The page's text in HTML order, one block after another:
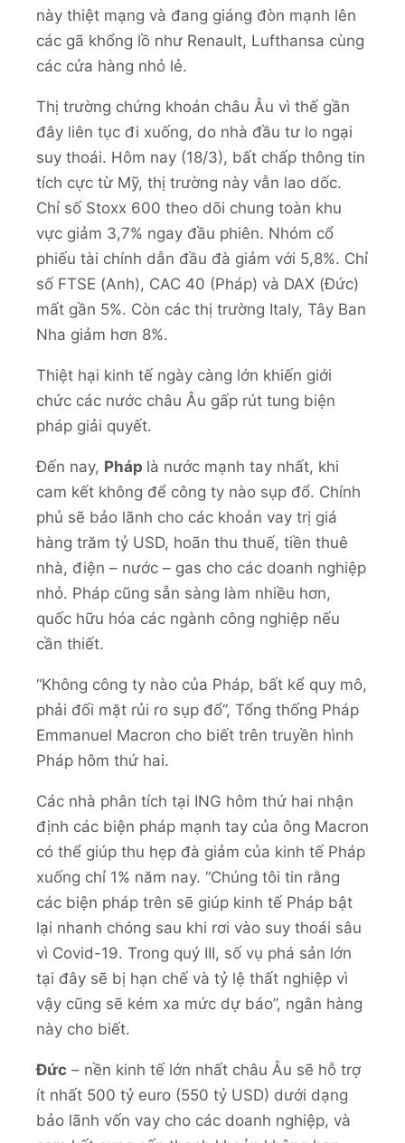
này thiệt mạng và đang giáng đòn mạnh lên
các gã khổng lồ như Renault, Lufthansa cùng
các cửa hàng nhỏ lẻ.
Thị trường chứng khoán châu Âu vì thế gần
đây liên tục đi xuống, do nhà đầu tư lo ngại
suy thoái. Hôm nay (18/3), bất chấp thông tin
tích cực từ Mỹ, thị trường này vẫn lao dốc.
Chỉ số Stoxx 600 theo dõi chung toàn khu
vực giảm 3,7% ngay đầu phiên. Nhóm cổ
phiếu tài chính dẫn đầu đà giảm với 5,8%. Chỉ
số FTSE (Anh), CAC 40 (Pháp) và DAX (Đức)
mất gần 5%. Còn các thị trường Italy, Tây Ban
Nha giảm hơn 8%.
Thiệt hại kinh tế ngày càng lớn khiến giới
chức các nước châu Âu gấp rút tung biện
pháp giải quyết.
Đến nay, Pháp là nước mạnh tay nhất, khi
cam kết không để công ty nào sụp đổ. Chính
phủ sẽ bảo lãnh cho các khoản vay trị giá
hàng trăm tỷ USD, hoãn thu thuế, tiền thuê
nhà, điện – nước – gas cho các doanh nghiệp
nhỏ. Pháp cũng sẵn sàng làm nhiều hơn,
quốc hữu hóa các ngành công nghiệp nếu
cần thiết.
“Không công ty nào của Pháp, bất kể quy mô,
phải đối mặt rủi ro sụp đổ”, Tổng thống Pháp
Emmanuel Macron cho biết trên truyền hình
Pháp hôm thứ hai.
Các nhà phân tích tại ING hôm thứ hai nhận
định các biện pháp mạnh tay của ông Macron
có thể giúp thu hẹp đà giảm của kinh tế Pháp
xuống chỉ 1% năm nay. “Chúng tôi tin rằng
các biện pháp trên sẽ giúp kinh tế Pháp bật
lại nhanh chóng sau khi rơi vào suy thoái sâu
vì Covid-19. Trong quý III, số vụ phá sản lớn
tại đây sẽ bị hạn chế và tỷ lệ thất nghiệp vì
vậy cũng sẽ kém xa mức dự báo”, ngân hàng
này cho biết.
Đức – nền kinh tế lớn nhất châu Âu sẽ hỗ trợ
ít nhất 500 tỷ euro (550 tỷ USD) dưới dạng
bảo lãnh vốn vay cho các doanh nghiệp, và